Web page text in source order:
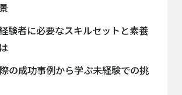
験者に必要なスキルセットと素養
の成功事例から学ぶ未経験での挑